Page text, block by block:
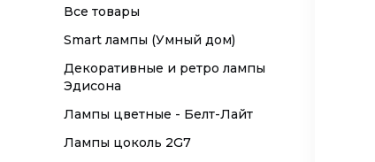
Все товары
Smart лампы (Умный дом)
Декоративные и ретро лампы
Эдисона
Лампы цветные - Белт-Лайт
Лампы цоколь 2G7